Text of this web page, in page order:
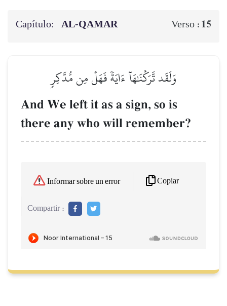
Capítulo: AL‑QAMAR Verso : 15
وَلَقَد تَّرَكۡنَٰهَآ ءَايَةٗ فَهَلۡ مِن مُّدَّكِرٖ
And We left it as a sign, so is
there any who will remember?
Informar sobre un error Copiar
Compartir :